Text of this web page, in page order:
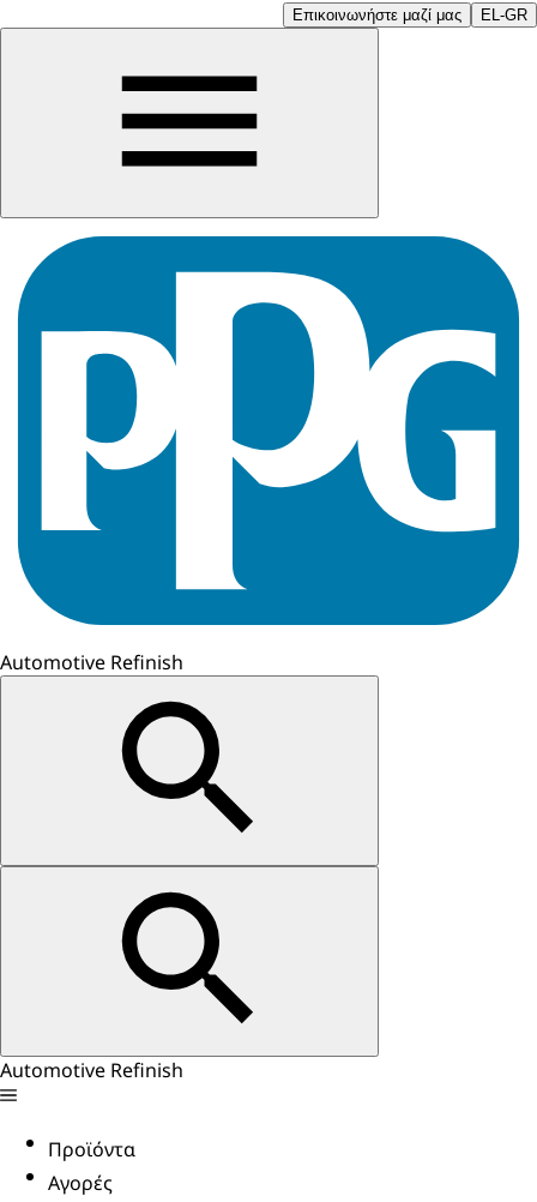
Επικοινωνήστε μαζί μας EL-GR
Automotive Refinish
Automotive Refinish
Προϊόντα
Αγορές